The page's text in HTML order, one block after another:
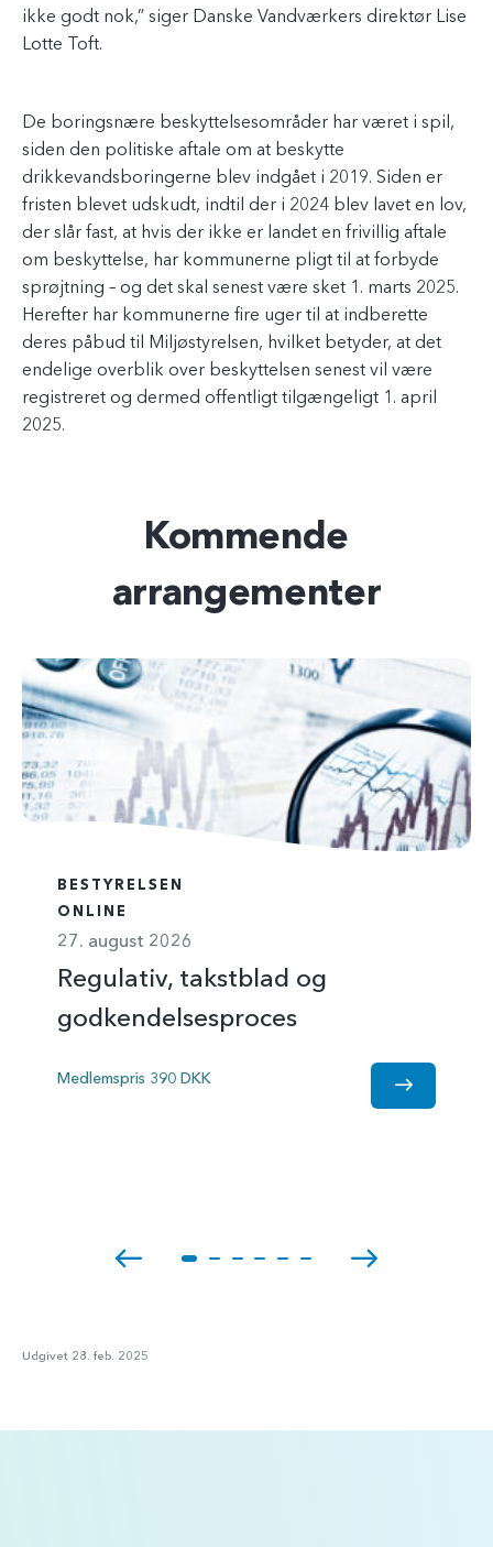
ikke godt nok,” siger Danske Vandværkers direktør Lise
Lotte Toft.
De boringsnære beskyttelsesområder har været i spil,
siden den politiske aftale om at beskytte
drikkevandsboringerne blev indgået i 2019. Siden er
fristen blevet udskudt, indtil der i 2024 blev lavet en lov,
der slår fast, at hvis der ikke er landet en frivillig aftale
om beskyttelse, har kommunerne pligt til at forbyde
sprøjtning – og det skal senest være sket 1. marts 2025.
Herefter har kommunerne fire uger til at indberette
deres påbud til Miljøstyrelsen, hvilket betyder, at det
endelige overblik over beskyttelsen senest vil være
registreret og dermed offentligt tilgængeligt 1. april
2025.
Kommende
arrangementer
BESTYRELSEN
ONLINE
27. august 2026
Regulativ, takstblad og
godkendelsesproces
Medlemspris 390 DKK
Udgivet 28. feb. 2025